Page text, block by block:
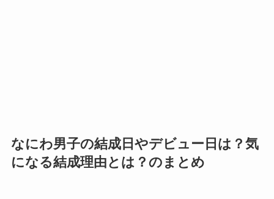
なにわ男子の結成日やデビュー日は？気
になる結成理由とは？のまとめ